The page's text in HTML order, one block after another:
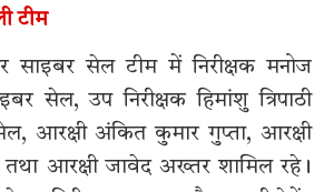
टीम
साइबर सेल टीम में निरीक्षक मनोज
सेल, उप निरीक्षक हिमांशु त्रिपाठी
सेल, आरक्षी अंकित कुमार गुप्ता, आरक्षी
आरक्षी जावेद अख्तर शामिल रहे।